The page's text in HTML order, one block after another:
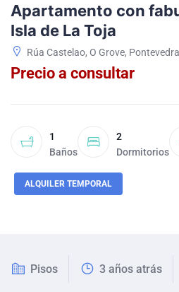
Apartamento con
Isla de La Toja
Rúa Castelao, O Grove,
Precio a consultar
1
Baños
2
Dormitorios
ALQUILER TEMPORAL
Pisos 3 años atrás